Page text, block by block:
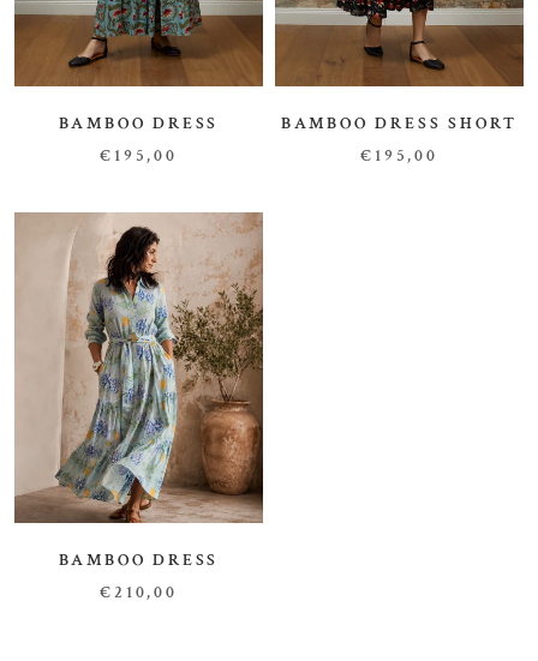
BAMBOO DRESS
€195,00
BAMBOO DRESS SHORT
€195,00
BAMBOO DRESS
€210,00